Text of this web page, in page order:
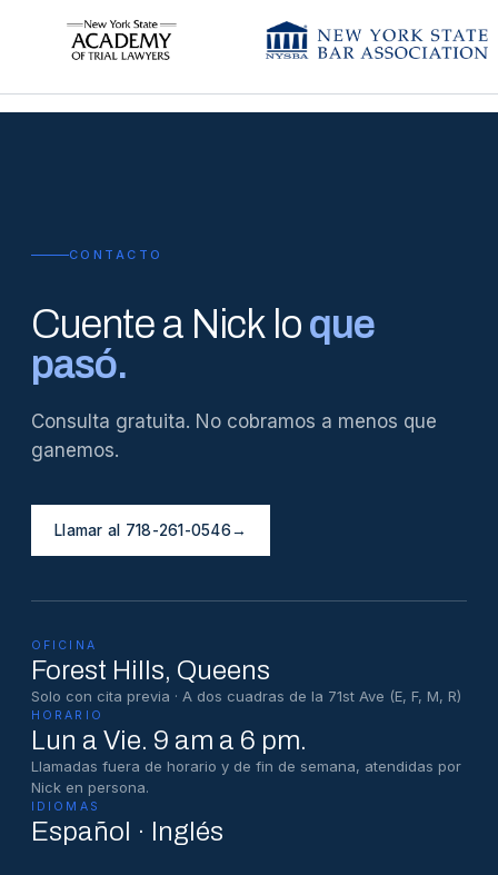
CONTACTO
Cuente a Nick lo que
pasó.
Consulta gratuita. No cobramos a menos que
ganemos.
Llamar al 718-261-0546→
OFICINA
Forest Hills, Queens
Solo con cita previa · A dos cuadras de la 71st Ave (E, F, M, R)
HORARIO
Lun a Vie. 9 am a 6 pm.
Llamadas fuera de horario y de fin de semana, atendidas por
Nick en persona.
IDIOMAS
Español · Inglés